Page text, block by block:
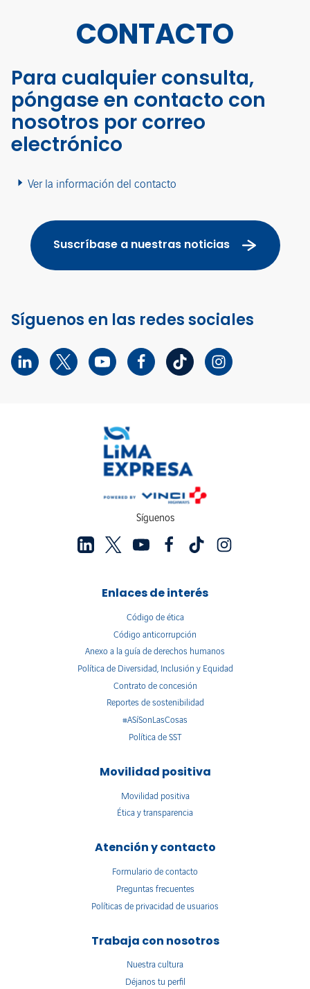
CONTACTO
Para cualquier consulta,
póngase en contacto con
nosotros por correo
electrónico
Ver la información del contacto
Suscríbase a nuestras noticias
Síguenos en las redes sociales
Síguenos
Enlaces de interés
Código de ética
Código anticorrupción
Anexo a la guía de derechos humanos
Política de Diversidad, Inclusión y Equidad
Contrato de concesión
Reportes de sostenibilidad
#ASíSonLasCosas
Política de SST
Movilidad positiva
Movilidad positiva
Ética y transparencia
Atención y contacto
Formulario de contacto
Preguntas frecuentes
Políticas de privacidad de usuarios
Trabaja con nosotros
Nuestra cultura
Déjanos tu perfil